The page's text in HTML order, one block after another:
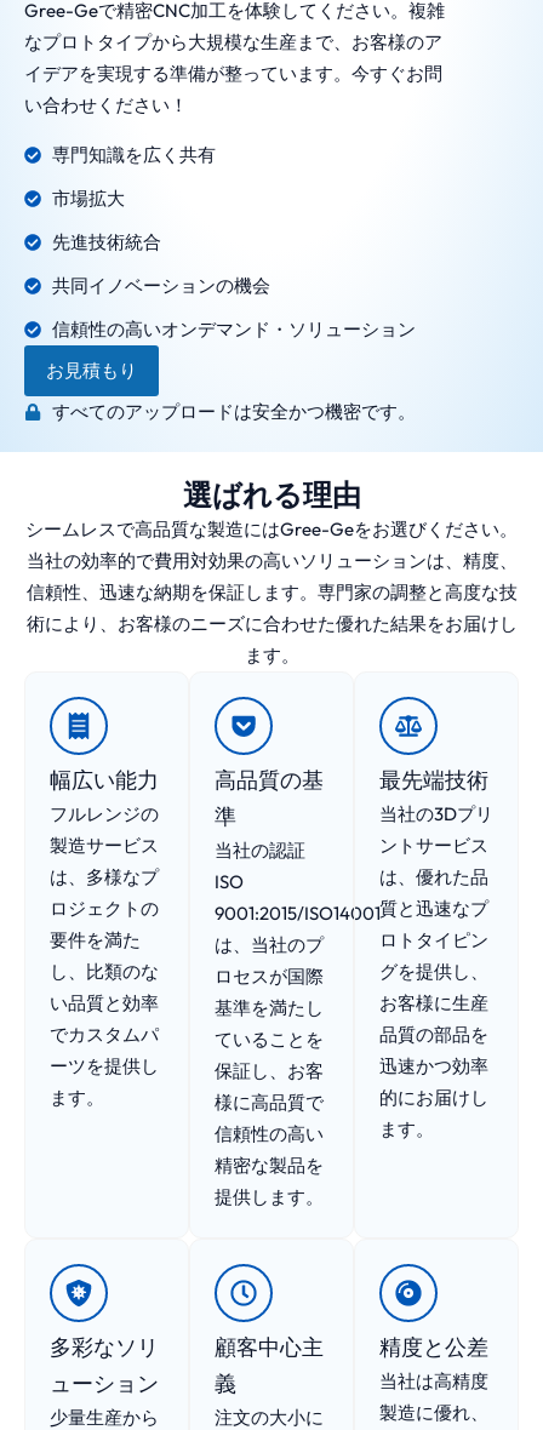
Gree-Geで精密CNC加工を体験してください。複雑
なプロトタイプから大規模な生産まで、お客様のア
イデアを実現する準備が整っています。今すぐお問
い合わせください！
専門知識を広く共有
市場拡大
先進技術統合
共同イノベーションの機会
信頼性の高いオンデマンド・ソリューション
お見積もり
すべてのアップロードは安全かつ機密です。
選ばれる理由
シームレスで高品質な製造にはGree-Geをお選びください。
当社の効率的で費用対効果の高いソリューションは、精度、
信頼性、迅速な納期を保証します。専門家の調整と高度な技
術により、お客様のニーズに合わせた優れた結果をお届けし
ます。
幅広い能力
フルレンジの
製造サービス
は、多様なプ
ロジェクトの
要件を満た
し、比類のな
い品質と効率
でカスタムパ
ーツを提供し
ます。
高品質の基
準
当社の認証
ISO
9001:2015/ISO14001
は、当社のプ
ロセスが国際
基準を満たし
ていることを
保証し、お客
様に高品質で
信頼性の高い
精密な製品を
提供します。
最先端技術
当社の3Dプリ
ントサービス
は、優れた品
質と迅速なプ
ロトタイピン
グを提供し、
お客様に生産
品質の部品を
迅速かつ効率
的にお届けし
ます。
多彩なソリ
ューション
少量生産から
顧客中心主
義
注文の大小に
精度と公差
当社は高精度
製造に優れ、